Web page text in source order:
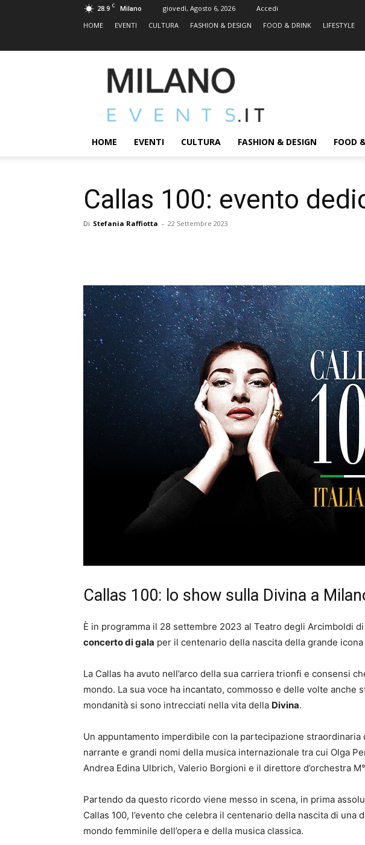
28.9 C Milano giovedì, Agosto 6, 2026
Accedi
HOME
EVENTI CULTURA FASHION & DESIGN FOOD & DRINK LIFESTYLE
MILANOEVENTS.IT
|
2.0
ed
Eventi
HOME EVENTI CULTURA FASHION & DESIGN FOOD
Callas 100: evento
Di Stefania Raffiotta - 22 Settembre 2023
Callas 100: lo show sulla Divina a
È in programma il 28 settembre 2023 al Teatro degli Arcimboldi di
concerto di gala per il centenario della nascita della grande
La Callas ha avuto nell’arco della sua carriera trionfi e consensi
mondo. La sua voce ha incantato, commosso e delle volte anche
mondanità si sono intrecciati nella vita della Divina.
Un appuntamento imperdibile con la partecipazione straordinaria
narrante e grandi nomi della musica internazionale tra cui Olga
Andrea Edina Ulbrich, Valerio Borgioni e il direttore d’orchestra
Partendo da questo ricordo viene messo in scena, in prima
Callas 100, l’evento che celebra il centenario della nascita di
mondo femminile dell’opera e della musica classica.